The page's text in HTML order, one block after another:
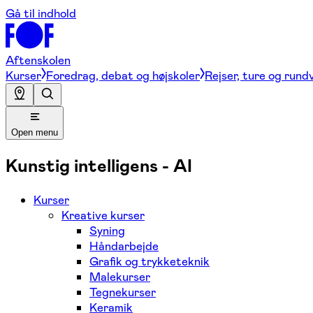
Gå til indhold
Aftenskolen
Kurser Foredrag, debat og højskoler Rejser, ture og
Open menu
Kunstig intelligens - AI
Kurser
Kreative kurser
Syning
Håndarbejde
Grafik og trykketeknik
Malekurser
Tegnekurser
Keramik